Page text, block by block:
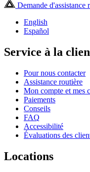
Demande d'assistance
English
Español
Service à la
Pour nous contacter
Assistance routière
Mon compte et mes
Paiements
Conseils
FAQ
Accessibilité
Évaluations des
Locations